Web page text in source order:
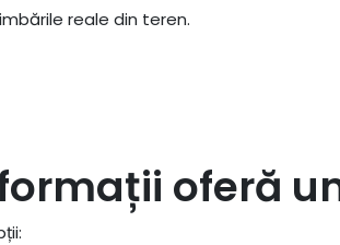
reale din teren.
oferă